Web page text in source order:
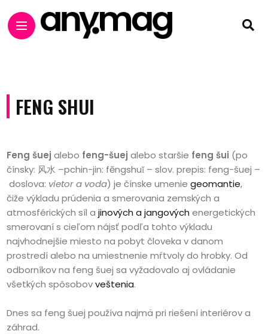
FENG SHUI
Feng šuej alebo feng-šuej alebo staršie feng šui (po
čínsky: 风水 –pchin-jin: fēngshuǐ – slov. prepis: feng-šuej –
doslova: vietor a voda) je čínske umeniegeomantie,
čiže výkladu prúdenia a smerovania zemských a
atmosférických síl ajinových a jangových energetických
smerovaní s cieľom nájsť podľa tohto výkladu
najvhodnejšie miesto na pobyt človeka v danom
prostredí alebo na umiestnenie mŕtvoly do hrobky. Od
odborníkov na feng šuej sa vyžadovalo aj ovládanie
všetkých spôsobovveštenia.
Dnes sa feng šuej používa najmä pri riešení interiérov a
záhrad.